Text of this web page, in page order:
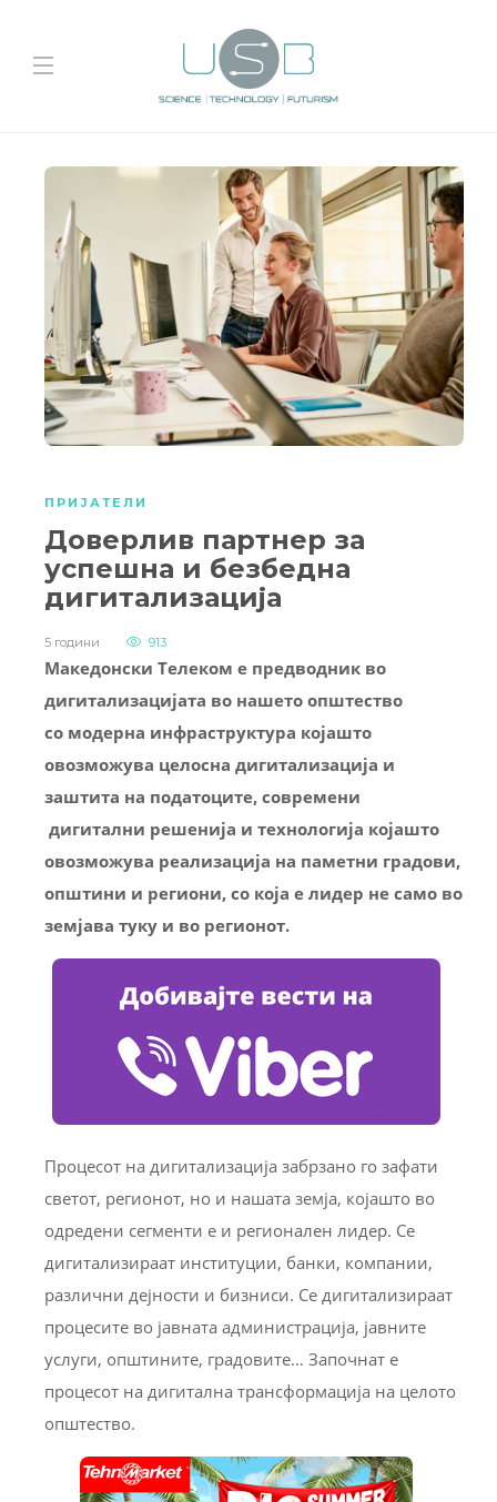
ПРИЈАТЕЛИ
Доверлив партнер за
успешна и безбедна
дигитализација
5 години 913
Македонски Телеком е предводник во
дигитализацијата во нашето општество
со модерна инфраструктура којашто
овозможува целосна дигитализација и
заштита на податоците, современи
дигитални решенија и технологија којашто
овозможува реализација на паметни градови,
општини и региони, со која е лидер не само во
земјава туку и во регионот.
Процесот на дигитализација забрзано го зафати
светот, регионот, но и нашата земја, којашто во
одредени сегменти е и регионален лидер. Се
дигитализираат институции, банки, компании,
различни дејности и бизниси. Се дигитализираат
процесите во јавната администрација, јавните
услуги, општините, градовите… Започнат е
процесот на дигитална трансформација на целото
општество.